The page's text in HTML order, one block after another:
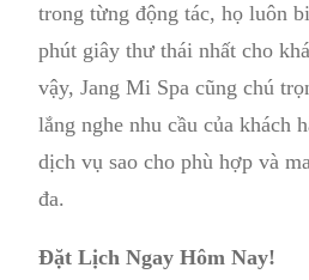
trong từng động tác, họ luôn
phút giây thư thái nhất cho
vậy, Jang Mi Spa cũng chú
lắng nghe nhu cầu của khách
dịch vụ sao cho phù hợp và
đa.
Đặt Lịch Ngay Hôm Nay!